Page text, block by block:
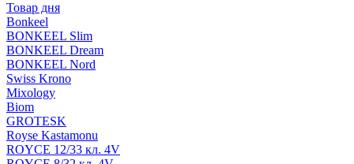
Товар дня
Bonkeel
BONKEEL Slim
BONKEEL Dream
BONKEEL Nord
Swiss Krono
Mixology
Biom
GROTESK
Royse Kastamonu
ROYCE 12/33 кл. 4V